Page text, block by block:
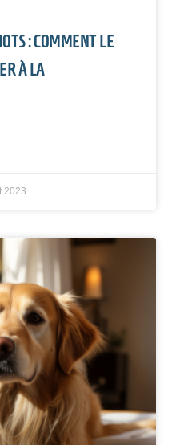
: COMMENT LE
À LA
2023